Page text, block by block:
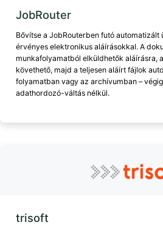
JobRouter
Bővítse a JobRouterben futó
érvényes elektronikus aláírásokkal. A
munkafolyamatból elküldhetők aláírásra,
követhető, majd a teljesen aláírt fájlok
folyamatban vagy az archívumban –
adathordozó-váltás nélkül.
trisoft